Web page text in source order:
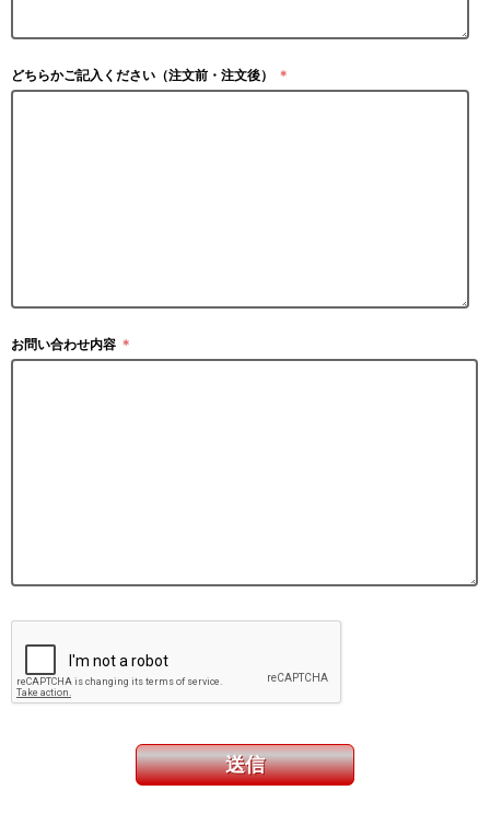
どちらかご記入ください（注文前・注文後） ＊
お問い合わせ内容 ＊